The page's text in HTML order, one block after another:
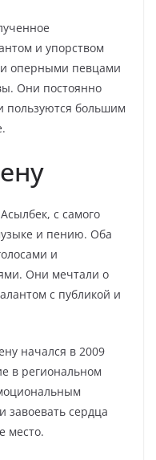
и упорством
оперными певцами
Они постоянно
пользуются большим
с самого
и пению. Оба
и
Они мечтали о
с публикой и
начался в 2009
в региональном
завоевать сердца
место.